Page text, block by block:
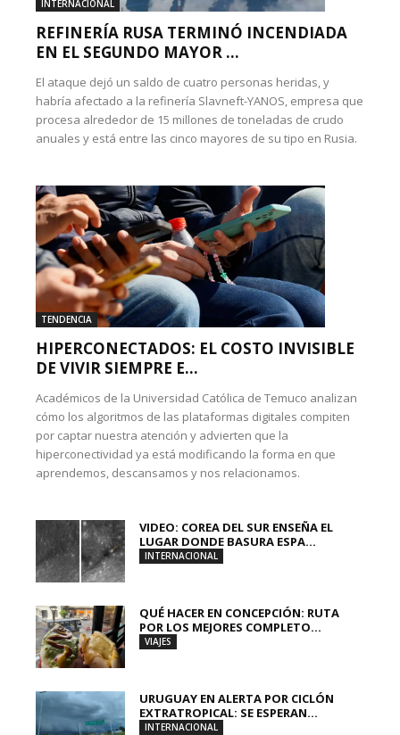
INTERNACIONAL
REFINERÍA RUSA TERMINÓ INCENDIADA
EN EL SEGUNDO MAYOR ...
El ataque dejó un saldo de cuatro personas heridas, y
habría afectado a la refinería Slavneft-YANOS, empresa que
procesa alrededor de 15 millones de toneladas de crudo
anuales y está entre las cinco mayores de su tipo en Rusia.
TENDENCIA
HIPERCONECTADOS: EL COSTO INVISIBLE
DE VIVIR SIEMPRE E...
Académicos de la Universidad Católica de Temuco analizan
cómo los algoritmos de las plataformas digitales compiten
por captar nuestra atención y advierten que la
hiperconectividad ya está modificando la forma en que
aprendemos, descansamos y nos relacionamos.
VIDEO: COREA DEL SUR ENSEÑA EL
LUGAR DONDE BASURA ESPA...
INTERNACIONAL
QUÉ HACER EN CONCEPCIÓN: RUTA
POR LOS MEJORES COMPLETO...
VIAJES
URUGUAY EN ALERTA POR CICLÓN
EXTRATROPICAL: SE ESPERAN...
INTERNACIONAL